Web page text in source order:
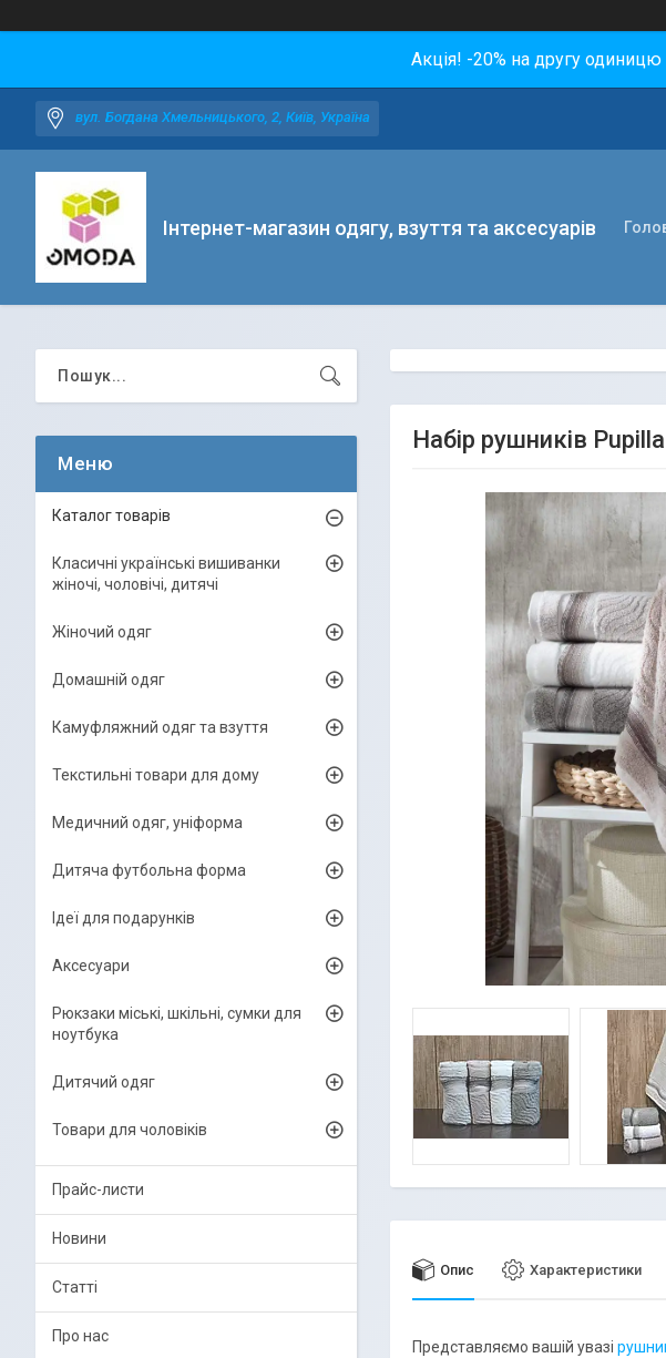
Акція! -20% на другу
вул. Богдана Хмельницького, 2, Київ, Україна
Інтернет-магазин одягу, взуття та аксесуарів
Набір рушників
Опис Характеристики
Представляємо вашій увазі
Каталог товарів
Класичні українські вишиванки
жіночі, чоловічі, дитячі
Жіночий одяг
Домашній одяг
Камуфляжний одяг та взуття
Текстильні товари для дому
Медичний одяг, уніформа
Дитяча футбольна форма
Ідеї для подарунків
Аксесуари
Рюкзаки міські, шкільні, сумки для
ноутбука
Дитячий одяг
Товари для чоловіків
Прайс-листи
Новини
Статті
Про нас